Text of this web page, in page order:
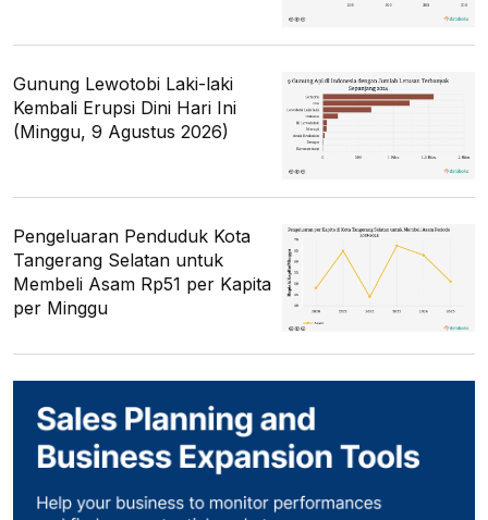
Gunung Lewotobi Laki-laki
Kembali Erupsi Dini Hari Ini
(Minggu, 9 Agustus 2026)
Pengeluaran Penduduk Kota
Tangerang Selatan untuk
Membeli Asam Rp51 per Kapita
per Minggu